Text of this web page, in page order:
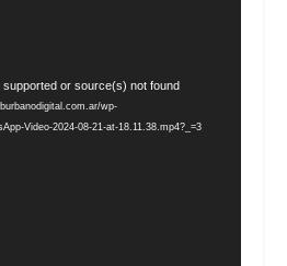
or source(s) not found
wp-
Video-2024-08-21-at-18.11.38.mp4?_=3